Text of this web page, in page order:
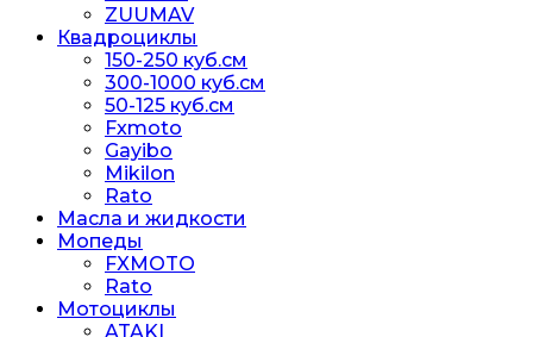
ZUUMAV
Квадроциклы
150-250 куб.см
300-1000 куб.см
50-125 куб.см
Fxmoto
Gayibo
Mikilon
Rato
Масла и жидкости
Мопеды
FXMOTO
Rato
Мотоциклы
ATAKI